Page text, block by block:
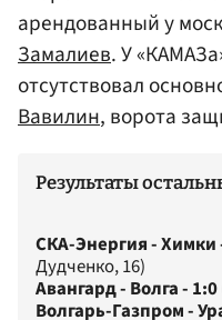
арендованный у
Замалиев. У
отсутствовал
Вавилин, ворота
Результаты
СКА-Энергия - Химки
Дудченко, 16)
Авангард - Волга - 1:0
Волгарь-Газпром -